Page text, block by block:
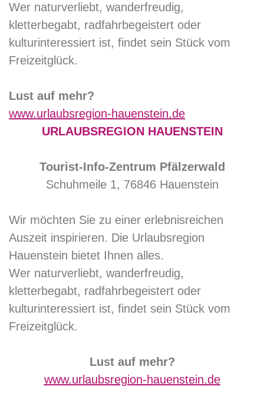
Wer naturverliebt, wanderfreudig,
kletterbegabt, radfahrbegeistert oder
kulturinteressiert ist, findet sein Stück vom
Freizeitglück.
Lust auf mehr?
www.urlaubsregion-hauenstein.de
URLAUBSREGION HAUENSTEIN
Tourist-Info-Zentrum Pfälzerwald
Schuhmeile 1, 76846 Hauenstein
Wir möchten Sie zu einer erlebnisreichen
Auszeit inspirieren. Die Urlaubsregion
Hauenstein bietet Ihnen alles.
Wer naturverliebt, wanderfreudig,
kletterbegabt, radfahrbegeistert oder
kulturinteressiert ist, findet sein Stück vom
Freizeitglück.
Lust auf mehr?
www.urlaubsregion-hauenstein.de